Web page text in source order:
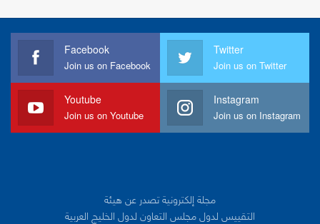
Facebook
Join us on Facebook
Twitter
Join us on Twitter
Youtube
Join us on Youtube
Instagram
Join us on Instagram
مجلة إلكترونية تصدر عن هيئة
التقييس لدول مجلس التعاون لدول الخليج العربية